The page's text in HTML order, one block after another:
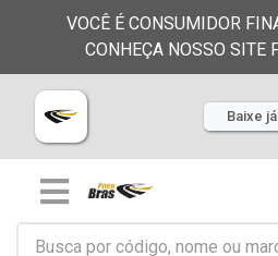
VOCÊ É CONSUMIDOR
CONHEÇA NOSSO SITE
Baixe